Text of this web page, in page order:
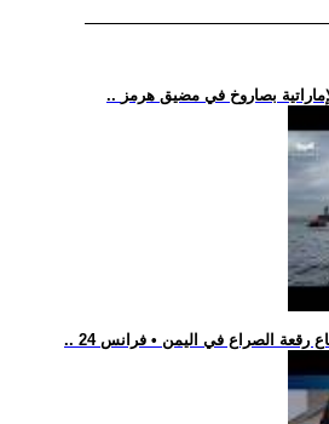
بصاروخ في مضيق هرمز